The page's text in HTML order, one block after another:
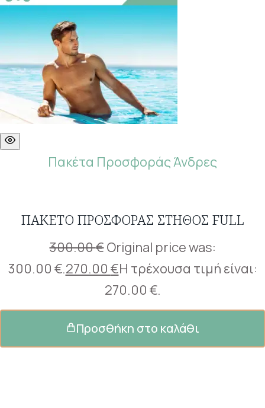
Πακέτα Προσφοράς Άνδρες
ΠΑΚΈΤΟ ΠΡΟΣΦΟΡΆΣ ΣΤΉΘΟΣ FULL
300.00€Original price was:
300.00 €.270.00 €Η τρέχουσα τιμή είναι:
270.00 €.
Προσθήκη στο καλάθι